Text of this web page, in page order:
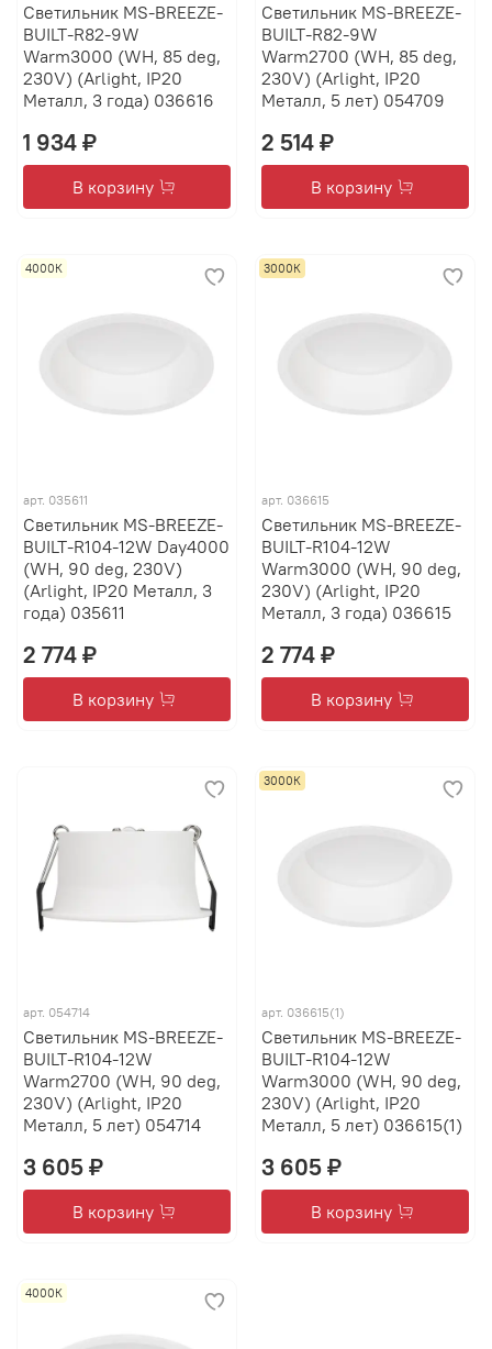
Светильник MS-BREEZE-
BUILT-R82-9W
Warm3000 (WH, 85 deg,
230V) (Arlight, IP20
Металл, 3 года) 036616
1 934 ₽
В корзину
Светильник MS-BREEZE-
BUILT-R82-9W
Warm2700 (WH, 85 deg,
230V) (Arlight, IP20
Металл, 5 лет) 054709
2 514 ₽
В корзину
4000К
арт. 035611
Светильник MS-BREEZE-
BUILT-R104-12W Day4000
(WH, 90 deg, 230V)
(Arlight, IP20 Металл, 3
года) 035611
2 774 ₽
В корзину
3000К
арт. 036615
Светильник MS-BREEZE-
BUILT-R104-12W
Warm3000 (WH, 90 deg,
230V) (Arlight, IP20
Металл, 3 года) 036615
2 774 ₽
В корзину
арт. 054714
Светильник MS-BREEZE-
BUILT-R104-12W
Warm2700 (WH, 90 deg,
230V) (Arlight, IP20
Металл, 5 лет) 054714
3 605 ₽
В корзину
3000К
арт. 036615(1)
Светильник MS-BREEZE-
BUILT-R104-12W
Warm3000 (WH, 90 deg,
230V) (Arlight, IP20
Металл, 5 лет) 036615(1)
3 605 ₽
В корзину
4000К